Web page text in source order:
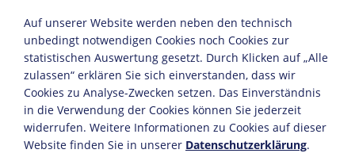
Ostpreußen
Fotografin: Liselotte Orgel-Köhne, geb. Purper
Deutsches Reich, 1939
6 x 6 cm
Bildnachweis: Deutsches Historisches Museum,
Berlin
Auf unserer Website werden neben den technisch
unbedingt notwendigen Cookies noch Cookies zur
statistischen Auswertung gesetzt. Durch Klicken auf „Alle
zulassen“ erklären Sie sich einverstanden, dass wir
Cookies zu Analyse-Zwecken setzen. Das Einverständnis
in die Verwendung der Cookies können Sie jederzeit
widerrufen. Weitere Informationen zu Cookies auf dieser
Website finden Sie in unserer Datenschutzerklärung.